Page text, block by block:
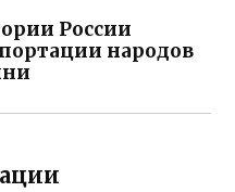
России
народов